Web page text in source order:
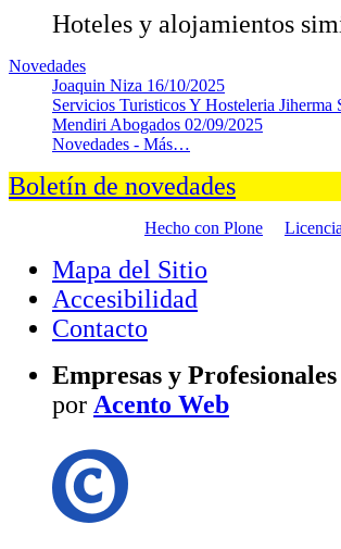
Hoteles y alojamientos
Novedades
Joaquin Niza 16/10/2025
Servicios Turisticos Y Hosteleria Jiherma
Mendiri Abogados 02/09/2025
Novedades - Más…
Boletín de novedades
Hecho con Plone
Mapa del Sitio
Accesibilidad
Contacto
Empresas y
por Acento Web